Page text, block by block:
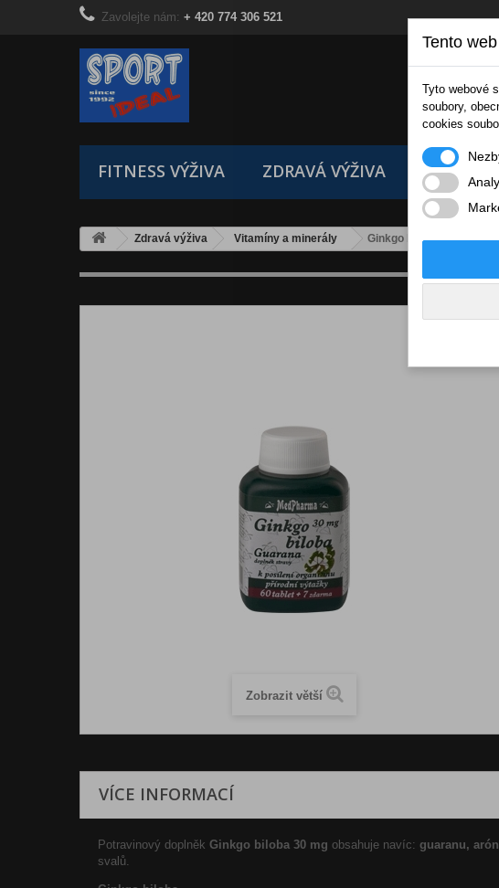
Zavolejte nám: + 420 774 306 521
FITNESS VÝŽIVA ZDRAVÁ VÝŽIVA IONTOVÉ
Zdravá výživa Vitamíny a minerály Ginkgo biloba 30 mg +
Zobrazit větší
VÍCE INFORMACÍ
Potravinový doplněk Ginkgo biloba 30 mg obsahuje navíc: guaranu,
svalů.
Tento
Tyto webové
soubory,
cookies